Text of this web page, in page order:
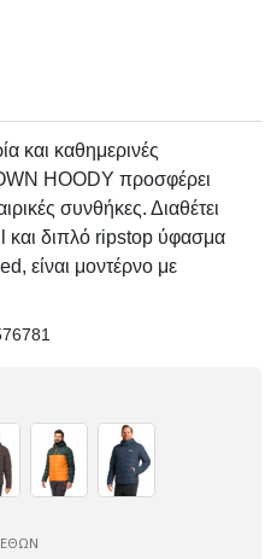
και καθημερινές
HOODY προσφέρει
συνθήκες. Διαθέτει
διπλό ripstop ύφασμα
είναι μοντέρνο με